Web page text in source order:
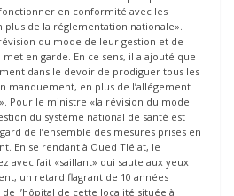
en conformité avec les
plus de la réglementation nationale».
du mode de leur gestion et de
en garde. En ce sens, il a ajouté que
dans le devoir de prodiguer tous les
manquement, en plus de l’allégement
Pour le ministre «la révision du mode
du système national de santé est
de l’ensemble des mesures prises en
En se rendant à Oued Tlélat, le
avec fait «saillant» qui saute aux yeux
un retard flagrant de 10 années
l’hôpital de cette localité située à